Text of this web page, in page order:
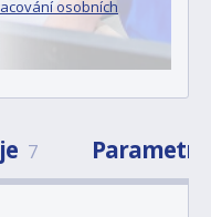
osobních
7 Parametry